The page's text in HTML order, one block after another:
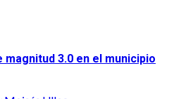
3.0 en el municipio